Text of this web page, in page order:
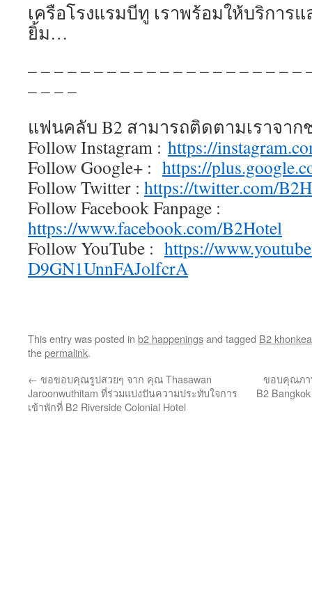
เครือโรงแรมบีทู เราพร้อมให้บริการ
ยิ้ม…
– – – – – – – – – – – – – – – – – – – – –
– – – –
แฟนคลับ B2 สามารถติดตามเราจาก
Follow Instagram : https://
Follow Google+ : https://
Follow Twitter : https://twitter.com/
Follow Facebook Fanpage :
https://www.facebook.com/B2Hotel
Follow YouTube : https://
D9GN1UnnFAJolfcrA
This entry was posted in b2 happeningsand tagged B2
thepermalink.
← ขอขอบคุณรูปสวยๆ จาก คุณ Thasawan
Jaroonwuthitam ที่ร่วมแบ่งปันความประทับใจการ
เข้าพักที่ B2 Riverside Colonial Hotel
ขอบคุณภา
B2